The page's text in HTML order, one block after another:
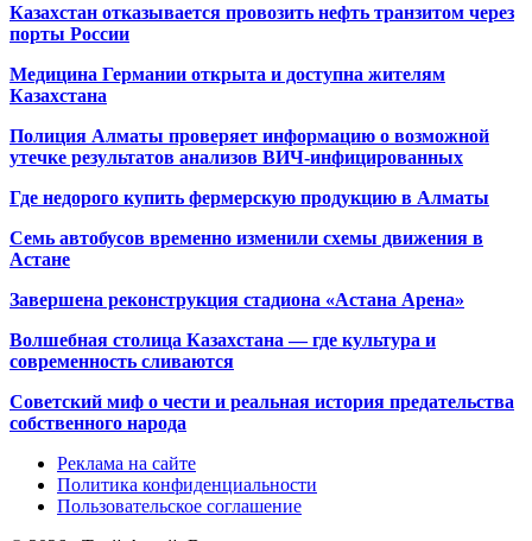
Казахстан отказывается провозить нефть транзитом через
порты России
Медицина Германии открыта и доступна жителям
Казахстана
Полиция Алматы проверяет информацию о возможной
утечке результатов анализов ВИЧ-инфицированных
Где недорого купить фермерскую продукцию в Алматы
Семь автобусов временно изменили схемы движения в
Астане
Завершена реконструкция стадиона «Астана Арена»
Волшебная столица Казахстана — где культура и
современность сливаются
Советский миф о чести и реальная история предательства
собственного народа
Реклама на сайте
Политика конфиденциальности
Пользовательское соглашение